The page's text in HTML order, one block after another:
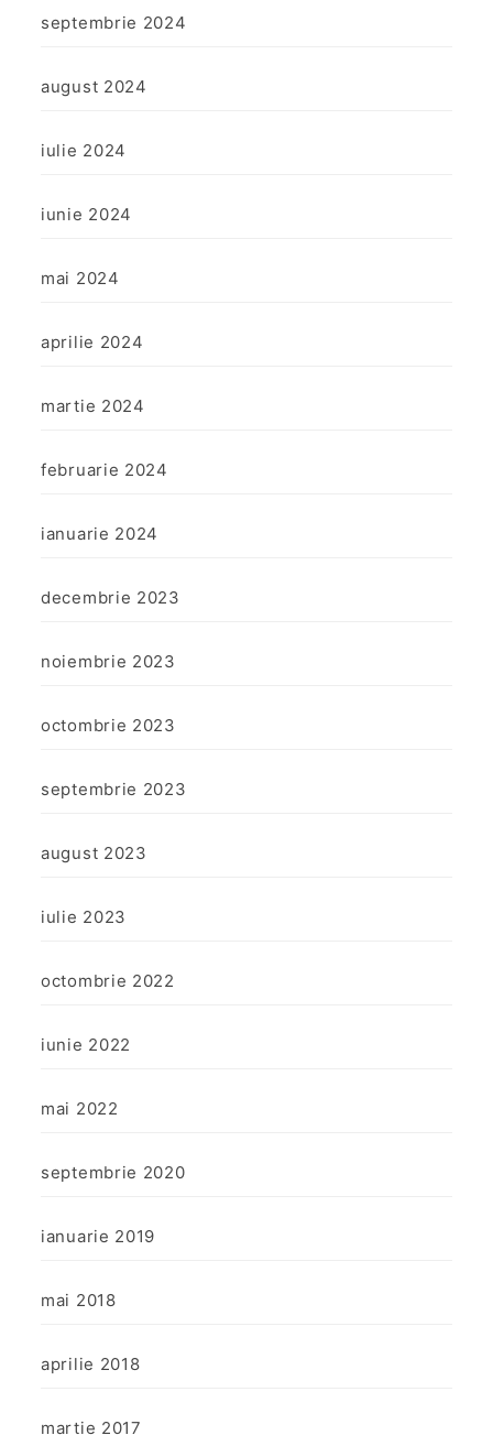
septembrie 2024
august 2024
iulie 2024
iunie 2024
mai 2024
aprilie 2024
martie 2024
februarie 2024
ianuarie 2024
decembrie 2023
noiembrie 2023
octombrie 2023
septembrie 2023
august 2023
iulie 2023
octombrie 2022
iunie 2022
mai 2022
septembrie 2020
ianuarie 2019
mai 2018
aprilie 2018
martie 2017